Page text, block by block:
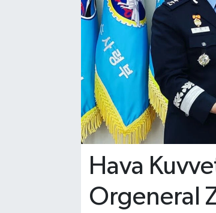
Hava
Orgeneral